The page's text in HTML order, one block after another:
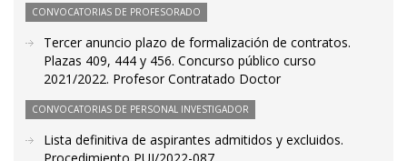
CONVOCATORIAS DE PROFESORADO
Tercer anuncio plazo de formalización de contratos.
Plazas 409, 444 y 456. Concurso público curso
2021/2022. Profesor Contratado Doctor
CONVOCATORIAS DE PERSONAL INVESTIGADOR
Lista definitiva de aspirantes admitidos y excluidos.